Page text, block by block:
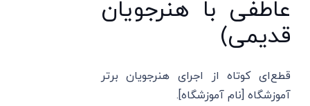
عاطفی با هنرجویان
قدیمی)
قطع‌ای کوتاه از اجرای هنرجویان برتر
آموزشگاه [نام آموزشگاه].